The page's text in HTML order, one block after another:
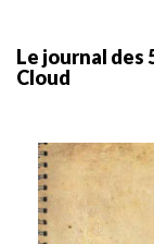
Le journal des
Cloud